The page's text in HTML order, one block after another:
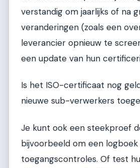
verstandig om jaarlijks of na
veranderingen (zoals een
leverancier opnieuw te
een update van hun
Is het ISO-certificaat nog
nieuwe sub-verwerkers
Je kunt ook een steekproef
bijvoorbeeld om een logboek
toegangscontroles. Of test